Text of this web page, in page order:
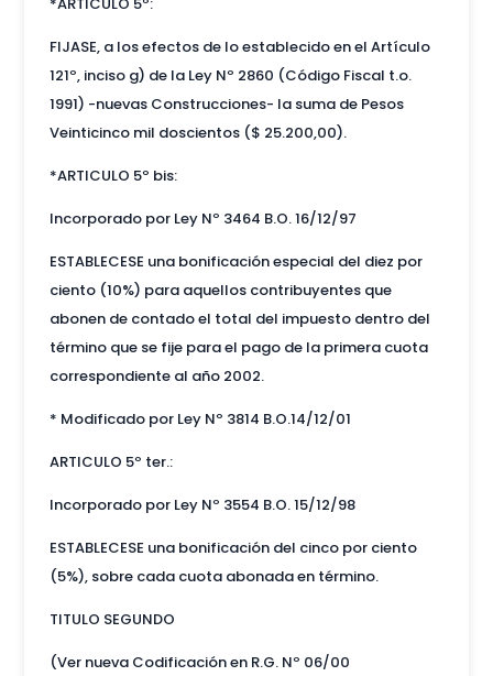
FIJASE, a los efectos de lo establecido en el Artículo
121º, inciso g) de la Ley Nº 2860 (Código Fiscal t.o.
1991) -nuevas Construcciones- la suma de Pesos
Veinticinco mil doscientos ($ 25.200,00).
*ARTICULO 5º bis:
Incorporado por Ley Nº 3464 B.O. 16/12/97
ESTABLECESE una bonificación especial del diez por
ciento (10%) para aquellos contribuyentes que
abonen de contado el total del impuesto dentro del
término que se fije para el pago de la primera cuota
correspondiente al año 2002.
* Modificado por Ley Nº 3814 B.O.14/12/01
ARTICULO 5º ter.:
Incorporado por Ley Nº 3554 B.O. 15/12/98
ESTABLECESE una bonificación del cinco por ciento
(5%), sobre cada cuota abonada en término.
TITULO SEGUNDO
(Ver nueva Codificación en R.G. Nº 06/00